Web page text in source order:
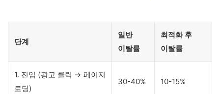
단계
일반
이탈률
최적화 후
이탈률
1. 진입 (광고 클릭 → 페이지
로딩)
30-40% 10-15%